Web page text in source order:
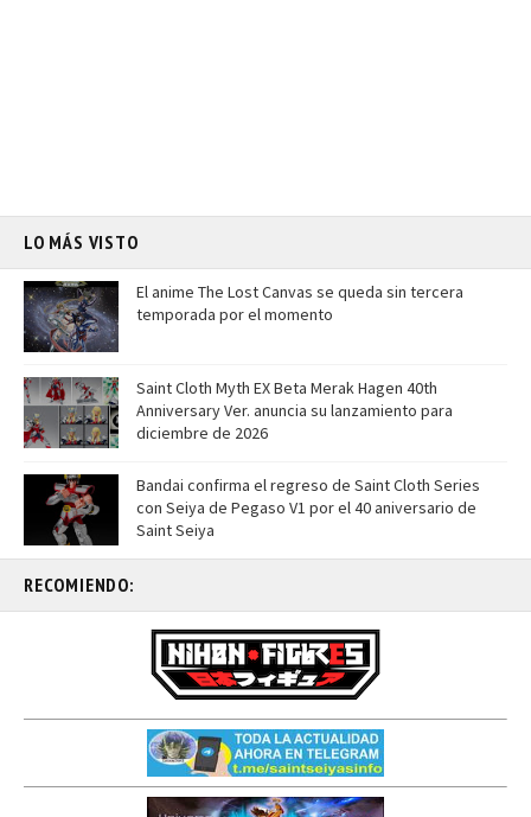
LO MÁS VISTO
El anime The Lost Canvas se queda sin tercera
temporada por el momento
Saint Cloth Myth EX Beta Merak Hagen 40th
Anniversary Ver. anuncia su lanzamiento para
diciembre de 2026
Bandai confirma el regreso de Saint Cloth Series
con Seiya de Pegaso V1 por el 40 aniversario de
Saint Seiya
RECOMIENDO: